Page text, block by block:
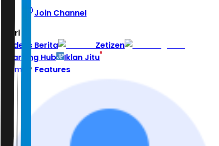
Join Channel
Hari ini
Indeks Berita
Zetizen
Learning Hub
Iklan Jitu
Home
Features